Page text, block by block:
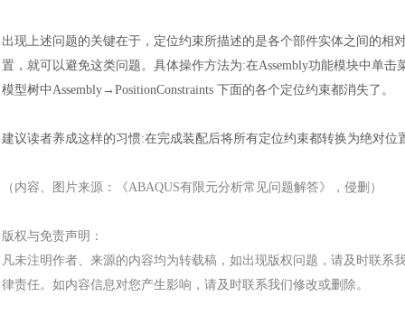
出现上述问题的关键在于，定位约束所描述的是各个部件实体之间的
置，就可以避免这类问题。具体操作方法为:在Assembly功能模块中单击
模型树中Assembly→PositionConstraints 下面的各个定位约束都消失了。
建议读者养成这样的习惯:在完成装配后将所有定位约束都转换为绝对
（内容、图片来源：《ABAQUS有限元分析常见问题解答》，侵删）
版权与免责声明：
凡未注明作者、来源的内容均为转载稿，如出现版权问题，请及时联
律责任。如内容信息对您产生影响，请及时联系我们修改或删除。